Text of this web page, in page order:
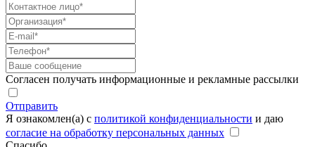
Согласен получать информационные и рекламные рассылки
Отправить
Я ознакомлен(а) с политикой конфиденциальности и даю
согласие на обработку персональных данных